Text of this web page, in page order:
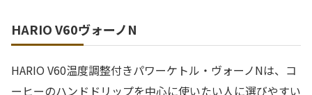
HARIO V60ヴォーノN
HARIO V60温度調整付きパワーケトル・ヴォーノNは、コ
ーヒーのハンドドリップを中心に使いたい人に選びやすい